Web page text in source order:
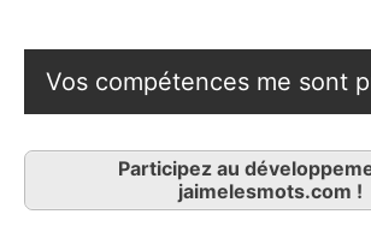
Vos compétences me sont
Participez au
jaimelesmots.com !